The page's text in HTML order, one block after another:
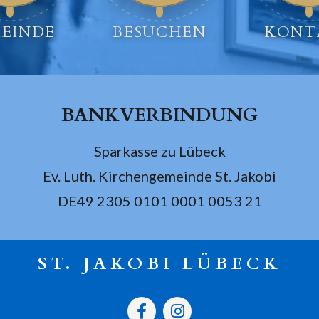
BESUCHEN
BANKVERBINDUNG
Sparkasse zu Lübeck
Ev. Luth. Kirchengemeinde St. Jakobi
DE49 2305 0101 0001 0053 21
ST. JAKOBI LÜBECK